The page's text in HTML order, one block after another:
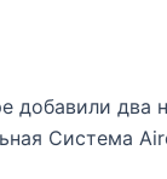
два
Система